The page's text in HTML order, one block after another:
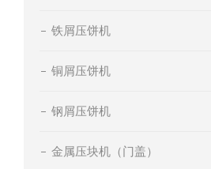
铁屑压饼机
铜屑压饼机
钢屑压饼机
金属压块机（门盖）